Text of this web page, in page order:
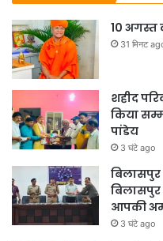
10 अगस्त
31 मिनट
शहीद
किया
पांडेय
3 घंटे ago
आपकी
3 घंटे ago